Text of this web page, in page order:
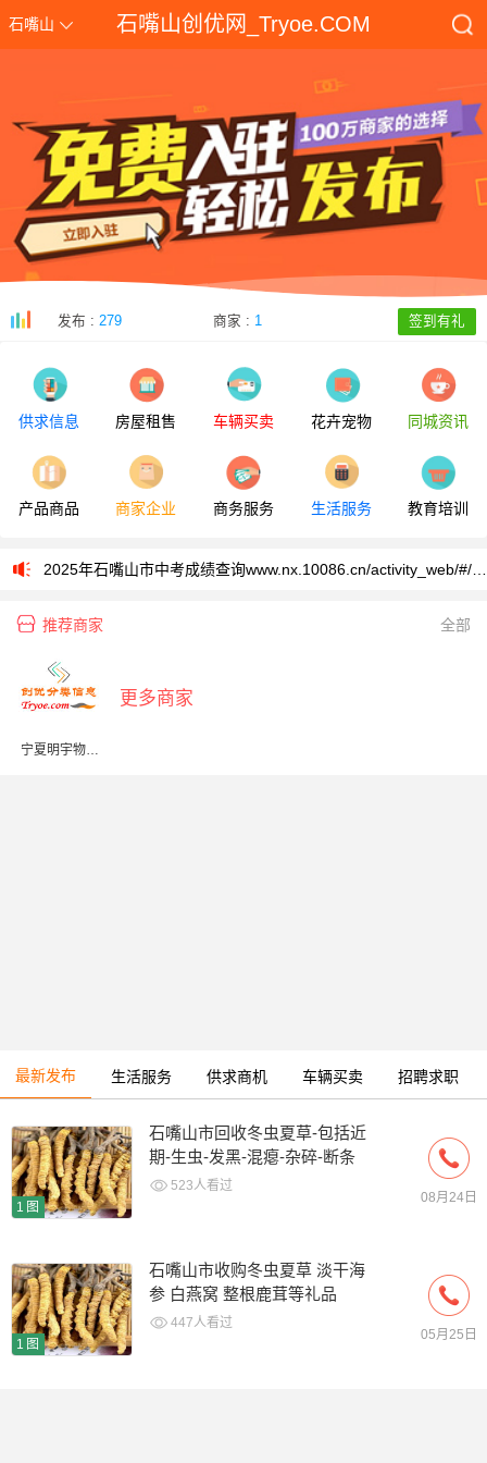
石嘴山 石嘴山创优网_Tryoe.COM
发布 : 279 商家 : 1 签到有礼
供求信息 房屋租售 车辆买卖 花卉宠物 同城资讯
产品商品 商家企业 商务服务 生活服务
教育培训
推荐商家 全部
宁夏明宇物业
更多商家
最新发布 生活服务 供求商机 车辆买卖 招聘求职
1图
石嘴山市回收冬虫夏草-包括近
期-生虫-发黑-混瘪-杂碎-断条
草 523人看过
08月24日
1图
石嘴山市收购冬虫夏草 淡干海
参 白燕窝 整根鹿茸等礼品
447人看过
05月25日